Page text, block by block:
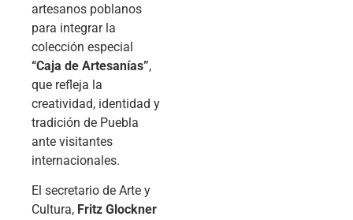
artesanos poblanos
para integrar la
colección especial
“Caja de Artesanías”,
que refleja la
creatividad, identidad y
tradición de Puebla
ante visitantes
internacionales.
El secretario de Arte y
Cultura, Fritz Glockner